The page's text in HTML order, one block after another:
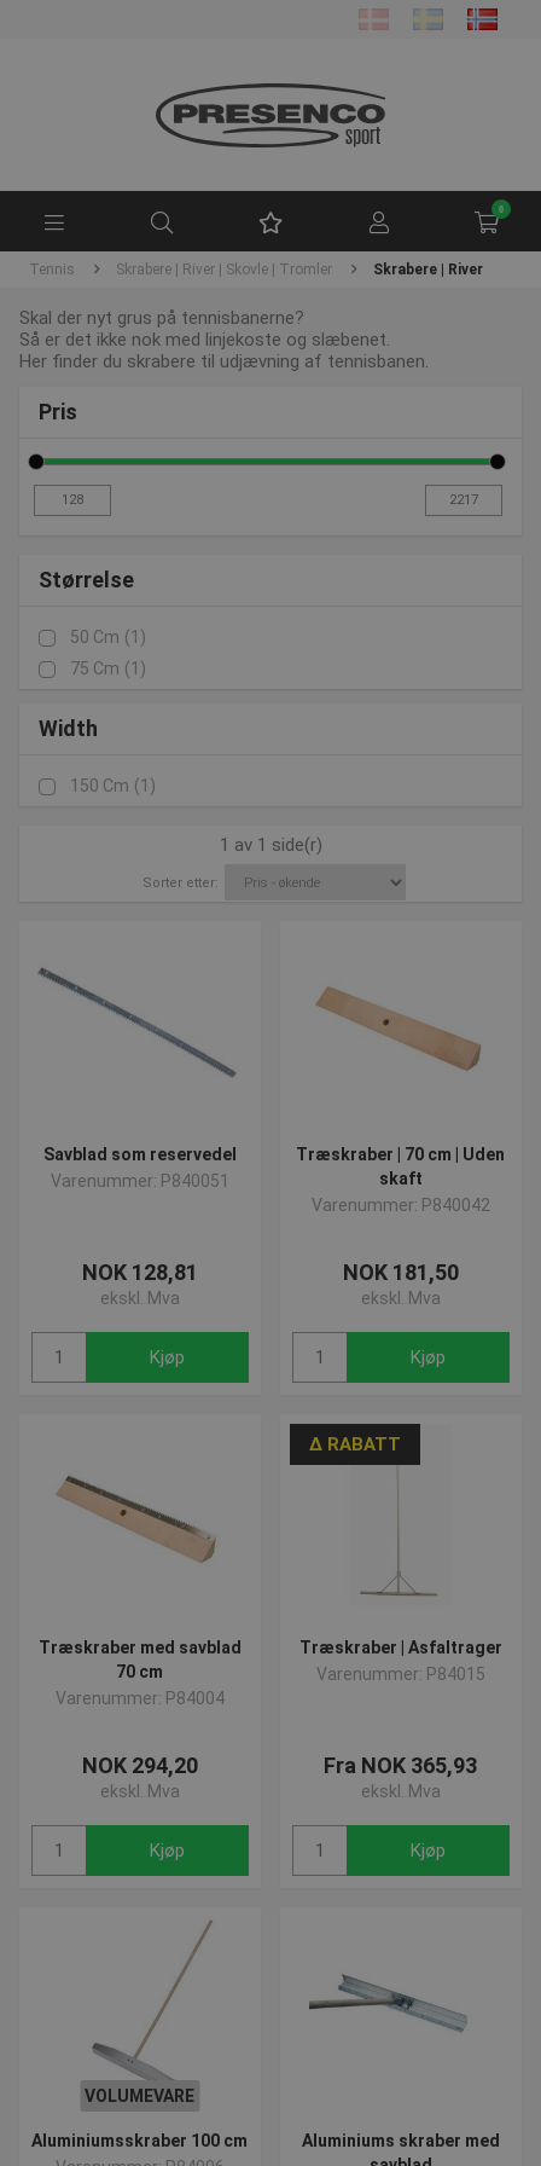
0
Tennis Skrabere | River | Skovle | Tromler Skrabere | River
Skal der nyt grus på tennisbanerne?
Så er det ikke nok med linjekoste og slæbenet.
Her finder du skrabere til udjævning af tennisbanen.
Pris
Størrelse
50 Cm (1)
75 Cm (1)
Width
150 Cm (1)
1 av 1 side(r)
Sorter etter:
Savblad som reservedel
Varenummer: P840051
NOK 128,81
ekskl. Mva
Kjøp
Træskraber | 70 cm | Uden
skaft
Varenummer: P840042
NOK 181,50
ekskl. Mva
Kjøp
Træskraber med savblad
70 cm
Varenummer: P84004
NOK 294,20
ekskl. Mva
Kjøp
∆ RABATT
Træskraber | Asfaltrager
Varenummer: P84015
Fra NOK 365,93
ekskl. Mva
Kjøp
VOLUMEVARE
Aluminiumsskraber 100 cm
Aluminiums skraber med